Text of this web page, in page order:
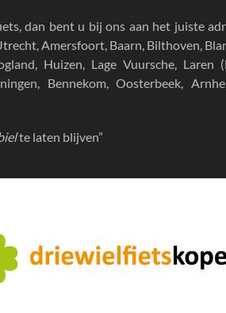
, dan bent u bij ons aan het juiste
Amersfoort, Baarn, Bilthoven,
Huizen, Lage Vuursche,
Bennekom, Oosterbeek,
te laten blijven”